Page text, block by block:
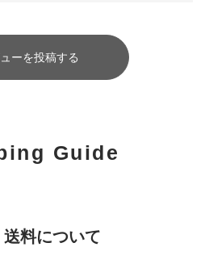
ーを投稿する
Guide
送料について